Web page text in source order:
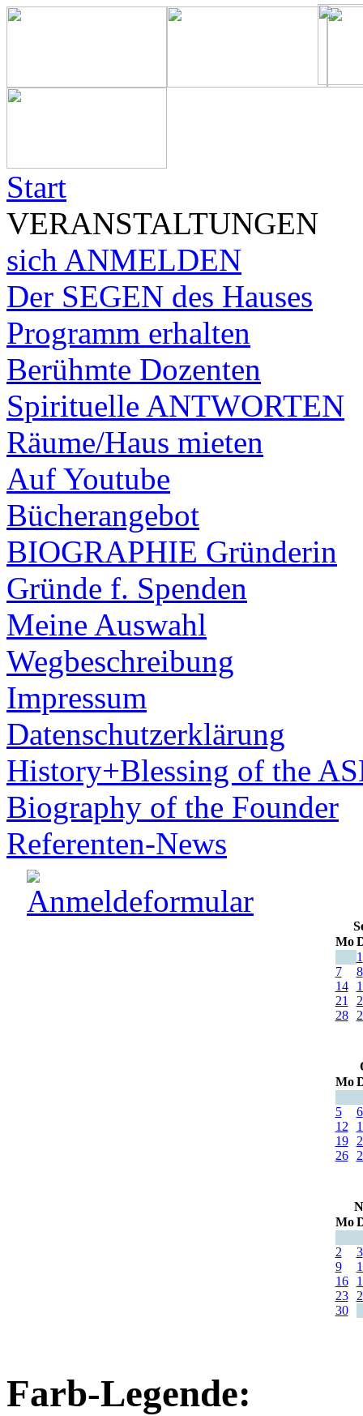
Start
VERANSTALTUNGEN
sich ANMELDEN
Der SEGEN des Hauses
Programm erhalten
Berühmte Dozenten
Spirituelle ANTWORTEN
Räume/Haus mieten
Auf Youtube
Bücherangebot
BIOGRAPHIE Gründerin
Gründe f. Spenden
Meine Auswahl
Wegbeschreibung
Impressum
Datenschutzerklärung
History+Blessing of the
Biography of the Founder
Referenten-News
Mo
1
7
8
14
21
28
Mo
5
6
12
19
26
Mo
2
3
9
16
23
30
Farb-Legende: